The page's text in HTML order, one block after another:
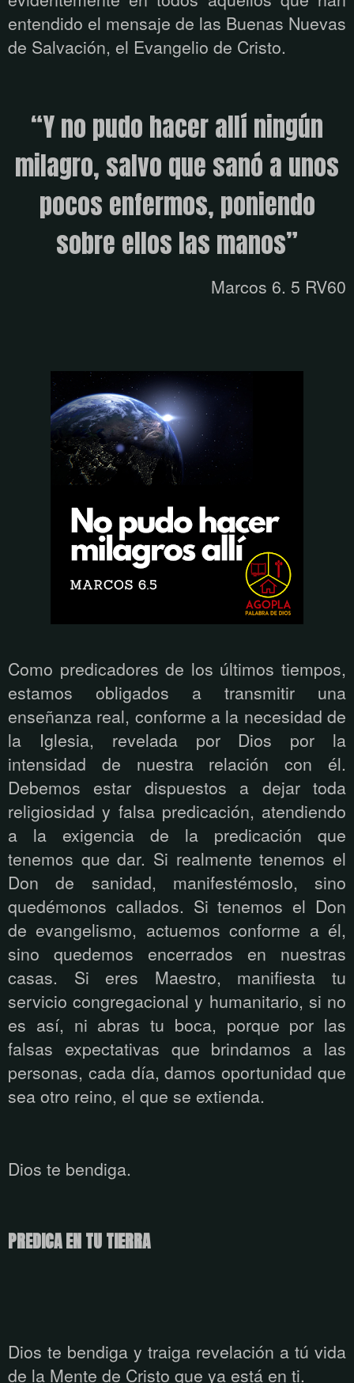
entendido el mensaje de las Buenas Nuevas
de Salvación, el Evangelio de Cristo.
“Y no pudo hacer allí ningún
milagro, salvo que sanó a unos
pocos enfermos, poniendo
sobre ellos las manos”
Marcos 6. 5 RV60
Como predicadores de los últimos tiempos,
estamos obligados a transmitir una
enseñanza real, conforme a la necesidad de
la Iglesia, revelada por Dios por la
intensidad de nuestra relación con él.
Debemos estar dispuestos a dejar toda
religiosidad y falsa predicación, atendiendo
a la exigencia de la predicación que
tenemos que dar. Si realmente tenemos el
Don de sanidad, manifestémoslo, sino
quedémonos callados. Si tenemos el Don
de evangelismo, actuemos conforme a él,
sino quedemos encerrados en nuestras
casas. Si eres Maestro, manifiesta tu
servicio congregacional y humanitario, si no
es así, ni abras tu boca, porque por las
falsas expectativas que brindamos a las
personas, cada día, damos oportunidad que
sea otro reino, el que se extienda.
Dios te bendiga.
PREDICA EN TU TIERRA
Dios te bendiga y traiga revelación a tú vida
de la Mente de Cristo que ya está en ti.